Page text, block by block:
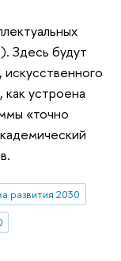
Здесь будут
устроена
«точно
развития 2030